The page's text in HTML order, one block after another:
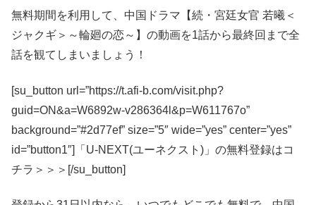
無料期間を利用して、中国ドラマ【続・宮廷女官 若曦＜
ジャクギ＞～輪廻の恋～】の動画を1話から最終回まで全
話を観てしまいましょう！
[su_button url=”https://t.afi-b.com/visit.php?
guid=ON&a=W6892w-v286364l&p=W611767o”
background=”#2d77ef” size=”5″ wide=”yes” center=”yes”
id=”button1″]「U-NEXT(ユーネクスト)」の無料登録はコ
チラ＞＞＞[/su_button]